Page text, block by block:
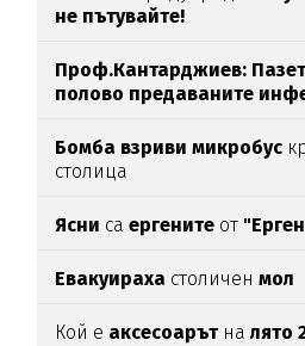
не пътувайте!
Проф.Кантарджиев:
полово предаваните
Бомба взриви микробус
столица
Ясни са ергените от
Евакуираха столиченмол
Кой е аксесоарътналято